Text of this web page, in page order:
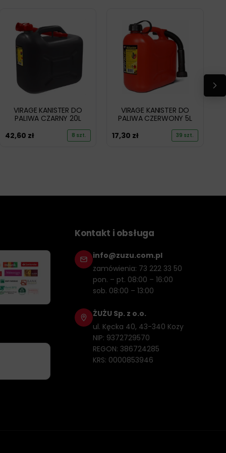
VIRAGE KANISTER DO
PALIWA CZARNY 20L
42,60 zł 8 szt.
VIRAGE KANISTER DO
PALIWA CZERWONY 5L
17,30 zł 39 szt.
Kontakt i obsługa
info@zuzu.com.pl
zamówienia: 73 222 33 50
pon. – pt. 08:00 – 16:00
sob. 08:00 – 13:00
ŻUŻU Sp. z o.o.
ul. Kęcka 40, 43-340 Kozy
NIP: 9372729570
REGON: 386724285
KRS: 0000853946